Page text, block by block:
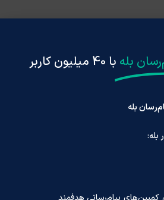
بله با 40 میلیون کاربر
بله
بله: